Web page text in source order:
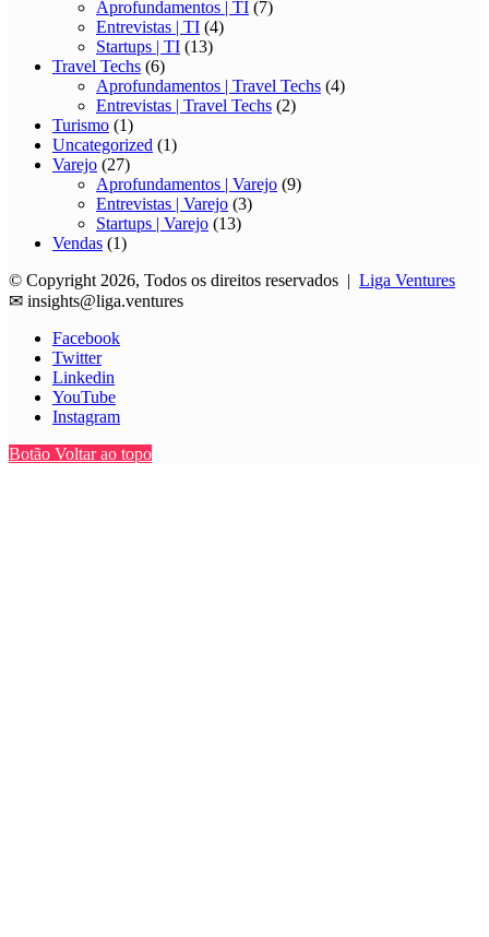
Facebook
Twitter
Linkedin
YouTube
Instagram
Botão Voltar ao topo